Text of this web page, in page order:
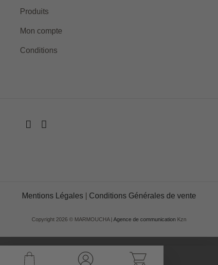
Produits
Mon compte
Conditions
Mentions Légales Conditions Générales de vente
Copyright 2026 © MARMOUCHA | Agence de communication Kzn